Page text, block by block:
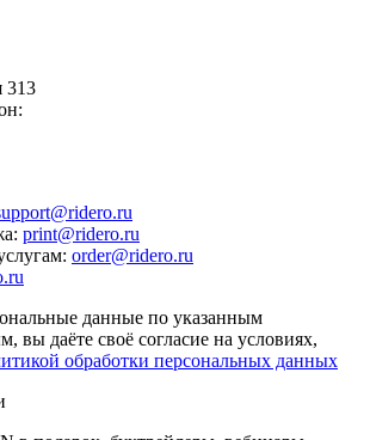
313
:
: print@ridero.ru
: order@ridero.ru
данные по указанным
вы даёте своё согласие на условиях,
обработки персональных данных